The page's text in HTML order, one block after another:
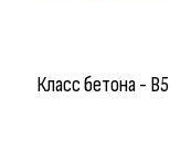
Класс бетона - В5